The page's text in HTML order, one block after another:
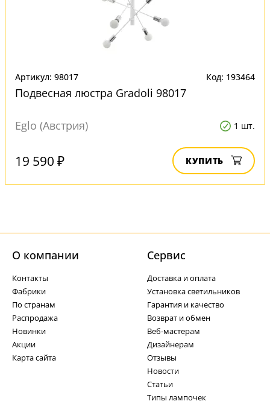
Артикул: 98017 Код: 193464
Подвесная люстра Gradoli 98017
Eglo (Австрия) 1 шт.
19 590 ₽ КУПИТЬ
О компании
Контакты
Фабрики
По странам
Распродажа
Новинки
Акции
Карта сайта
Cервис
Доставка и оплата
Установка светильников
Гарантия и качество
Возврат и обмен
Веб-мастерам
Дизайнерам
Отзывы
Новости
Статьи
Типы лампочек